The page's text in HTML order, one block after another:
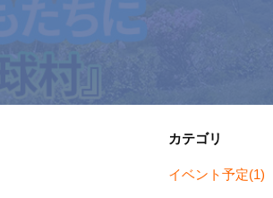
カテゴリ
イベント予定(1)